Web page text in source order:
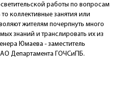
работы по вопросам
коллективные занятия или
жителям почерпнуть много
знаний и транслировать их из
Юмаева - заместитель
Департамента ГОЧСиПБ.